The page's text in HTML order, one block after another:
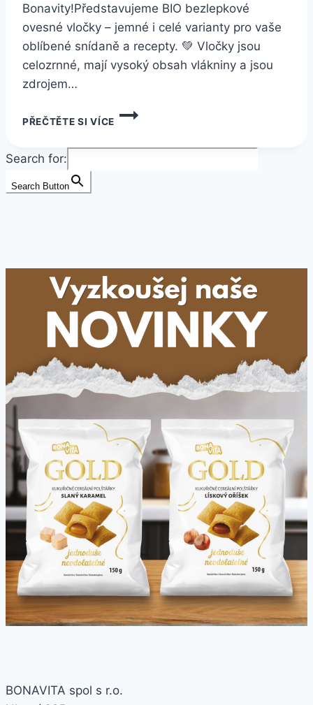
Bonavity!Představujeme BIO bezlepkové
ovesné vločky – jemné i celé varianty pro vaše
oblíbené snídaně a recepty. 💚 Vločky jsou
celozrnné, mají vysoký obsah vlákniny a jsou
zdrojem…
PŘEČTĚTE SI VÍCE
NOVINKA
–
Search for:
Search Button
BONAVITA spol s r.o.